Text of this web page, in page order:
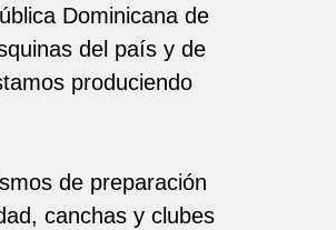
Dominicana de
del país y de
produciendo
de preparación
canchas y clubes